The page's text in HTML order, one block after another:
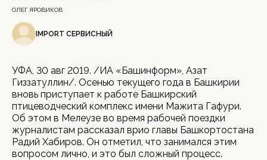
ОЛЕГ ЯРОВИКОВ
IMPORT СЕРВИСНЫЙ
УФА, 30 авг 2019. /ИА «Башинформ», Азат
Гиззатуллин/. Осенью текущего года в Башкирии
вновь приступает к работе Башкирский
птицеводческий комплекс имени Мажита Гафури.
Об этом в Мелеузе во время рабочей поездки
журналистам рассказал врио главы Башкортостана
Радий Хабиров. Он отметил, что занимался этим
вопросом лично, и это был сложный процесс.